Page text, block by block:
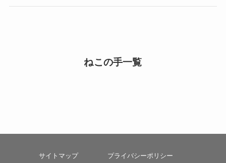
ねこの手一覧
サイトマップ プライバシーポリシー